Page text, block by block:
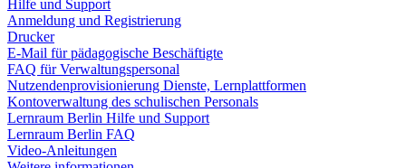
Hilfe und Support
Anmeldung und Registrierung
Drucker
E-Mail für pädagogische Beschäftigte
FAQ für Verwaltungspersonal
Nutzendenprovisionierung Dienste, Lernplattformen
Kontoverwaltung des schulischen Personals
Lernraum Berlin Hilfe und Support
Lernraum Berlin FAQ
Video-Anleitungen